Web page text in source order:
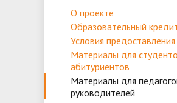
О проекте
Образовательный
Условия предоставления
Материалы для
абитуриентов
Материалы для
руководителей